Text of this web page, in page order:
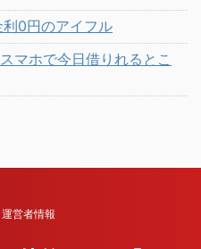
0円のアイフル
マホで今日借りれるとこ
運営者情報